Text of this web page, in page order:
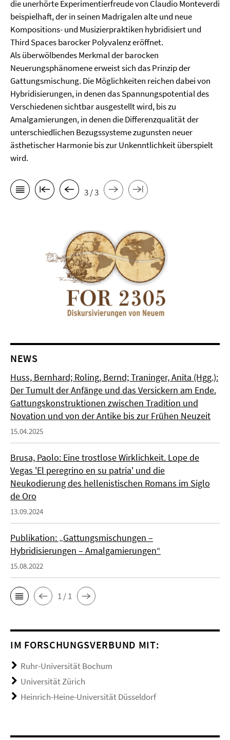
die unerhörte Experimentierfreude von Claudio Monteverdi
beispielhaft, der in seinen Madrigalen alte und neue
Kompositions- und Musizierpraktiken hybridisiert und
Third Spaces barocker Polyvalenz eröffnet.
Als überwölbendes Merkmal der barocken
Neuerungsphänomene erweist sich das Prinzip der
Gattungsmischung. Die Möglichkeiten reichen dabei von
Hybridisierungen, in denen das Spannungspotential des
Verschiedenen sichtbar ausgestellt wird, bis zu
Amalgamierungen, in denen die Differenzqualität der
unterschiedlichen Bezugssysteme zugunsten neuer
ästhetischer Harmonie bis zur Unkenntlichkeit überspielt
wird.
3 / 3
NEWS
Huss, Bernhard; Roling, Bernd; Traninger, Anita (Hgg.):
Der Tumult der Anfänge und das Versickern am Ende.
Gattungskonstruktionen zwischen Tradition und
Novation und von der Antike bis zur Frühen Neuzeit
15.04.2025
Brusa, Paolo: Eine trostlose Wirklichkeit. Lope de
Vegas 'El peregrino en su patria' und die
Neukodierung des hellenistischen Romans im Siglo
de Oro
13.09.2024
Publikation: „Gattungsmischungen –
Hybridisierungen – Amalgamierungen“
15.08.2022
1 / 1
IM FORSCHUNGSVERBUND MIT:
Ruhr-Universität Bochum
Universität Zürich
Heinrich-Heine-Universität Düsseldorf